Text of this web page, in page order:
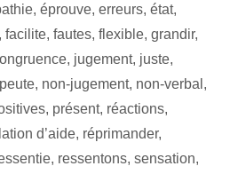
, éprouve, erreurs, état,
facilite, fautes, flexible, grandir,
, jugement, juste,
, non-jugement, non-verbal ,
, présent, réactions,
d’aide, réprimander,
, ressentons, sensation,